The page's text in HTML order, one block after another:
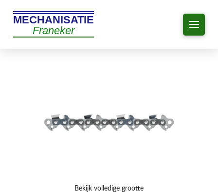
MECHANISATIE
Franeker
Bekijk volledige grootte